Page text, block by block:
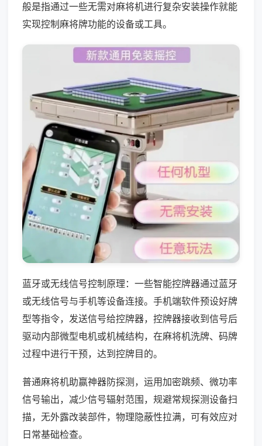
般是指通过一些无需对麻将机进行复杂安装操作就能
实现控制麻将牌功能的设备或工具。
蓝牙或无线信号控制原理：一些智能控牌器通过蓝牙
或无线信号与手机等设备连接。手机端软件预设好牌
型等指令，发送信号给控牌器，控牌器接收到信号后
驱动内部微型电机或机械结构，在麻将机洗牌、码牌
过程中进行干预，达到控牌目的。
普通麻将机助赢神器防探测，运用加密跳频、微功率
信号输出，减少信号辐射范围，规避常规探测设备扫
描，无外露改装部件，物理隐蔽性拉满，可有效应对
日常基础检查。